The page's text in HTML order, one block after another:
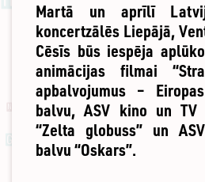
Martā un aprīlī
koncertzālēs Liepājā,
Cēsīs būs iespēja
animācijas filmai
apbalvojumus –
balvu, ASV kino un TV
“Zelta globuss” un
balvu “Oskars”.